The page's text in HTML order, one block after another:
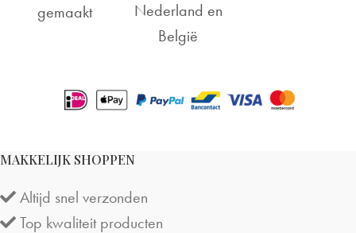
gemaakt
Nederland en
België
MAKKELIJK SHOPPEN
Altijd snel verzonden
Top kwaliteit producten